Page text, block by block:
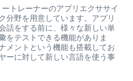
トレーナーのアプリエクササイ
分野を用意しています。アプリ
話をする前に、様々な新しい単
をテストできる機能がありま
メントという機能も搭載してお
ーに対して新しい言語を使う事